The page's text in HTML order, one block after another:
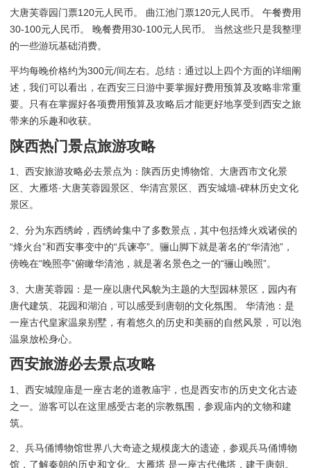
大唐芙蓉园门票120元人民币。 曲江池门票120元人民币。 午餐费用
30-100元人民币。 晚餐费用30-100元人民币。 当然这些只是我整理
的一些游玩基础消费。
平均每晚价格约为300元/间左右。总结：通过以上四个方面的详细阐
述，我们可以看出，在西安三日游中要掌握好费用预算及攻略非常重
要。只有在掌握好各项费用预算及攻略后才能更好地享受到西安之旅
带来的乐趣和收获。
陕西热门景点旅游攻略
1、西安旅游攻略必去景点为：陕西历史博物馆、大唐西市文化景
区、大雁塔·大唐芙蓉园景区、华清宫景区、西安城墙-碑林历史文化
景区。
2、分为东西绣岭，西绣岭集中了多数景点，其中包括烽火戏诸侯的
“烽火台”和西安事变中的“兵谏亭”。骊山脚下就是著名的“华清池”，
傍晚在“晚照亭”俯瞰华清池，就是著名景色之一的“骊山晚照”。
3、大唐芙蓉园：是一座以唐代风貌为主题的大型园林景区，园内有
唐代建筑、花园和湖泊，可以感受到唐朝的文化氛围。 华清池：是
一座古代皇家温泉别墅，有着悠久的历史和美丽的自然风景，可以泡
温泉放松身心。
西安旅游必去景点攻略
1、西安城隍庙是一座古老的道教庙宇，也是西安市的历史文化古迹
之一。游客可以在这里感受古老的宗教氛围，参观庙内的文物和建
筑。
2、兵马俑博物馆世界八大奇迹之规模庞大的遗迹，参观兵马俑博物
馆，了解秦朝的历史和文化。大雁塔 是一座古代佛塔，建于唐朝。